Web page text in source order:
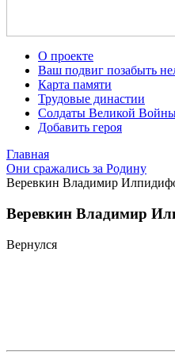
О проекте
Ваш подвиг позабыть
Карта памяти
Трудовые династии
Солдаты Великой
Добавить героя
Главная
Они сражались за Родину
Веревкин Владимир
Веревкин Владимир
Вернулся